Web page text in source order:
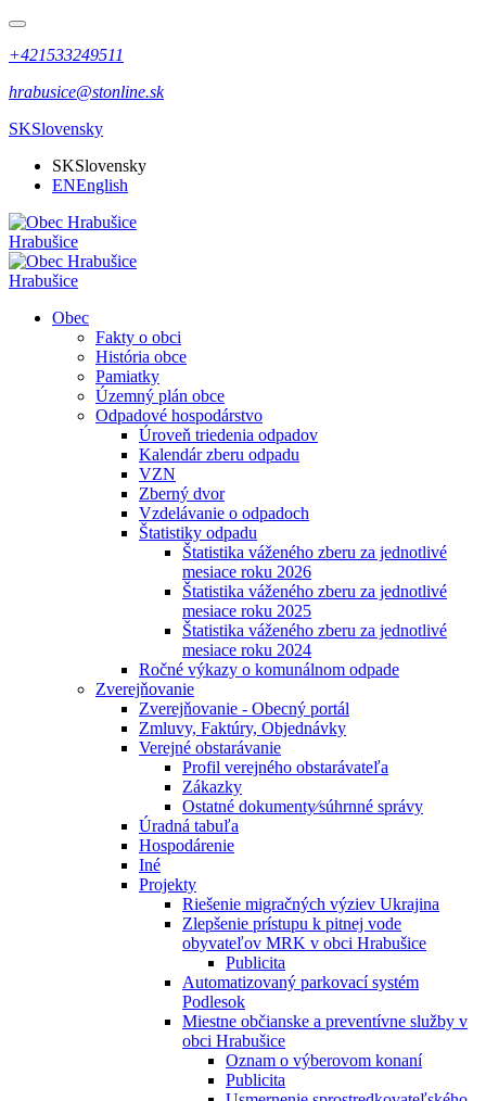
+421533249511
hrabusice@stonline.sk
SKSlovensky
SKSlovensky
ENEnglish
Hrabušice
Hrabušice
Obec
Fakty o obci
História obce
Pamiatky
Územný plán obce
Odpadové hospodárstvo
Úroveň triedenia odpadov
Kalendár zberu odpadu
VZN
Zberný dvor
Vzdelávanie o odpadoch
Štatistiky odpadu
Štatistika váženého zberu za jednotlivé
mesiace roku 2026
Štatistika váženého zberu za jednotlivé
mesiace roku 2025
Štatistika váženého zberu za jednotlivé
mesiace roku 2024
Ročné výkazy o komunálnom odpade
Zverejňovanie
Zverejňovanie - Obecný portál
Zmluvy, Faktúry, Objednávky
Verejné obstarávanie
Profil verejného obstarávateľa
Zákazky
Ostatné dokumenty⁄súhrnné správy
Úradná tabuľa
Hospodárenie
Iné
Projekty
Riešenie migračných výziev Ukrajina
Zlepšenie prístupu k pitnej vode
obyvateľov MRK v obci Hrabušice
Publicita
Automatizovaný parkovací systém
Podlesok
Miestne občianske a preventívne služby v
obci Hrabušice
Oznam o výberovom konaní
Publicita